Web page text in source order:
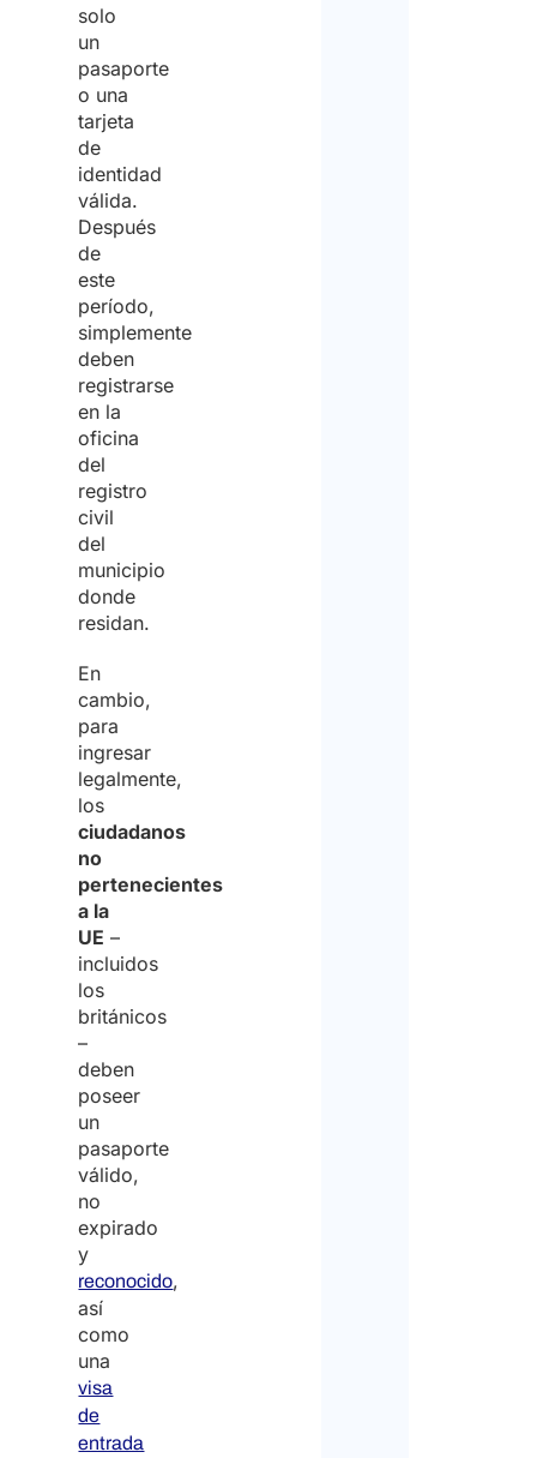
solo
un
pasaporte
o una
tarjeta
de
identidad
válida.
Después
de
este
período,
simplemente
deben
registrarse
en la
oficina
del
registro
civil
del
municipio
donde
residan.
En
cambio,
para
ingresar
legalmente,
los
ciudadanos
no
pertenecientes
a la
UE –
incluidos
los
británicos
–
deben
poseer
un
pasaporte
válido,
no
expirado
y
reconocido,
así
como
una
visa
de
entrada